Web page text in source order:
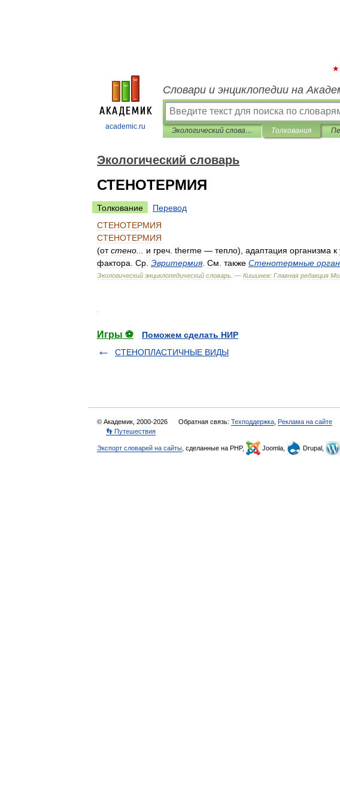
academic.ru
Словари и энциклопедии на
Экологический словарь Толкования
Экологический словарь
СТЕНОТЕРМИЯ
Толкование
Перевод
СТЕНОТЕРМИЯ
СТЕНОТЕРМИЯ
(от стено и греч therme — тепло), адаптация организма к
фактора Ср Эвритермия. См также Стенотермные
Экологический энциклопедический словарь . — Кишинев: Главная редакция
Игры ⚽
Поможем сделать НИР
СТЕНОПЛАСТИЧНЫЕ ВИДЫ
© Академик, 2000-2026 Обратная связь: Техподдержка Реклама на сайте
👣 Путешествия
Экспорт словарей на сайты , сделанные на PHP, Joomla, Drupal,